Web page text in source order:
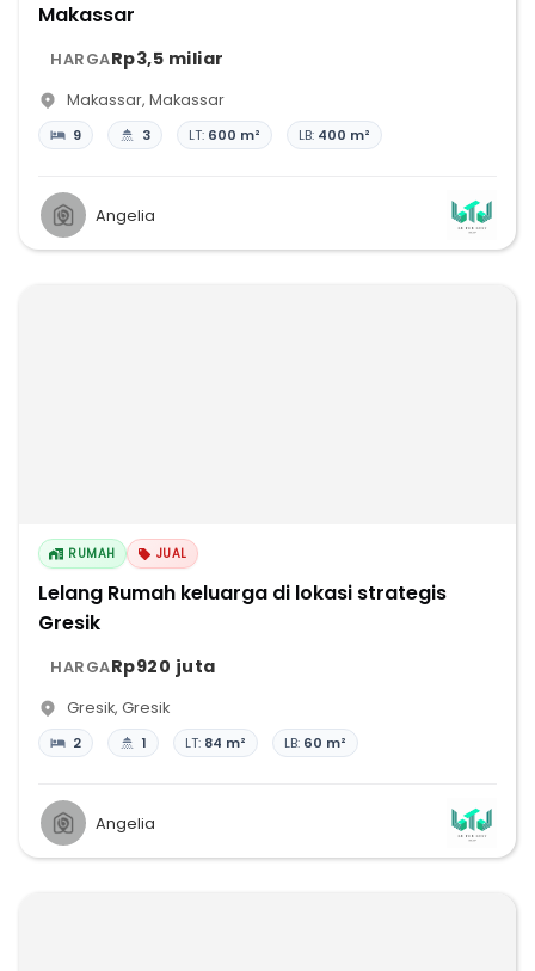
Makassar
HARGARp3,5 miliar
Makassar, Makassar
9 3 LT: 600 m² LB: 400 m²
Angelia
RUMAH JUAL
Lelang Rumah keluarga di lokasi strategis
Gresik
HARGARp920 juta
Gresik, Gresik
2 1 LT: 84 m² LB: 60 m²
Angelia